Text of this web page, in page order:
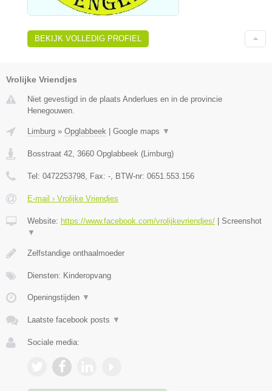
BEKIJK VOLLEDIG PROFIEL
Vrolijke Vriendjes
Niet gevestigd in de plaats Anderlues en in de provincie
Henegouwen.
Limburg » Opglabbeek Google maps ▼
Bosstraat 42 3660 Opglabbeek ( Limburg)
Tel: 0472253798 , Fax: - , BTW-nr: 0651.553.156
E-mail › Vrolijke Vriendjes
Website: https://www.facebook.com/vrolijkevriendjes/
Screenshot
▼
Zelfstandige onthaalmoeder
Diensten: Kinderopvang
Openingstijden ▼
Laatste facebook posts ▼
Sociale media: